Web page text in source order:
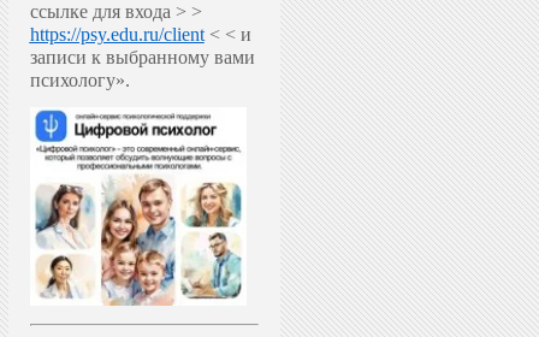
ссылке для входа > >
https://psy.edu.ru/client< < и
записи к выбранному вами
психологу».